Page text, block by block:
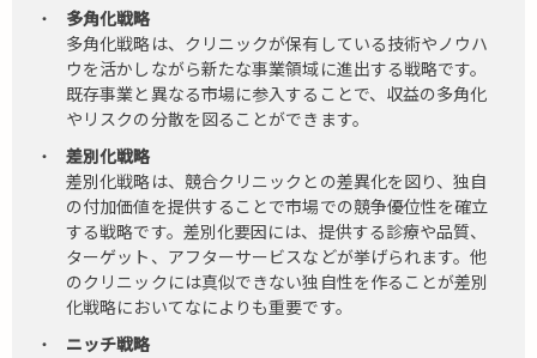
多角化戦略
多角化戦略は、クリニックが保有している技術やノウハ
ウを活かしながら新たな事業領域に進出する戦略です。
既存事業と異なる市場に参入することで、収益の多角化
やリスクの分散を図ることができます。
差別化戦略
差別化戦略は、競合クリニックとの差異化を図り、独自
の付加価値を提供することで市場での競争優位性を確立
する戦略です。差別化要因には、提供する診療や品質、
ターゲット、アフターサービスなどが挙げられます。他
のクリニックには真似できない独自性を作ることが差別
化戦略においてなによりも重要です。
ニッチ戦略